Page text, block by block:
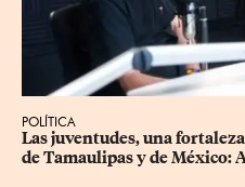
POLÍTICA
Las juventudes, una
de Tamaulipas y de México: